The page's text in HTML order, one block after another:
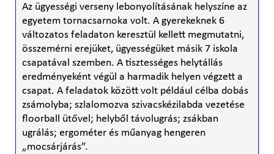
Az ügyességi verseny lebonyolításának helyszíne az
egyetem tornacsarnoka volt. A gyerekeknek 6
változatos feladaton keresztül kellett megmutatni,
összemérni erejüket, ügyességüket másik 7 iskola
csapatával szemben. A tisztességes helytállás
eredményeként végül a harmadik helyen végzett a
csapat. A feladatok között volt például célba dobás
zsámolyba; szlalomozva szivacskézilabda vezetése
floorball ütővel; helyből távolugrás; zsákban
ugrálás; ergométer és műanyag hengeren
„mocsárjárás”.